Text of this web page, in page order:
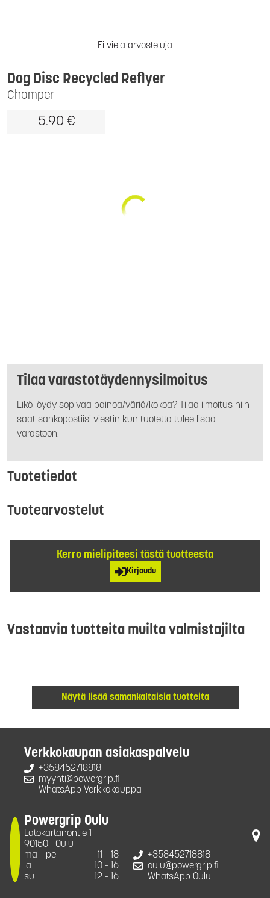
Ei vielä arvosteluja
Chomper
Dog Disc Recycled Reflyer
5.90 €
Tilaa varastotäydennysilmoitus
Eikö löydy sopivaa painoa/väriä/kokoa? Tilaa ilmoitus niin
saat sähköpostiisi viestin kun tuotetta tulee lisää
varastoon.
Tuotetiedot
Tuotearvostelut
Kerro mielipiteesi tästä tuotteesta
Kirjaudu
Vastaavia tuotteita muilta valmistajilta
Näytä lisää samankaltaisia tuotteita
Verkkokaupan asiakaspalvelu
+358452718818
myynti@powergrip.fi
WhatsApp Verkkokauppa
Powergrip Oulu
Latokartanontie 1
90150
Oulu
ma - pe
11 - 18
la
10 - 16
su
12 - 16
+358452718818
oulu@powergrip.fi
WhatsApp Oulu